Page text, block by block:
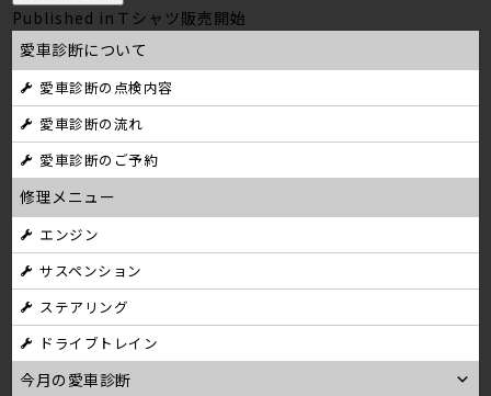
投
稿
ナ
ビ
ゲ
ー
シ
ョ
ン
Published in Ｔシャツ販売開始
愛車診断について
愛車診断の点検内容
愛車診断の流れ
愛車診断のご予約
修理メニュー
エンジン
サスペンション
ステアリング
ドライブトレイン
今月の愛車診断